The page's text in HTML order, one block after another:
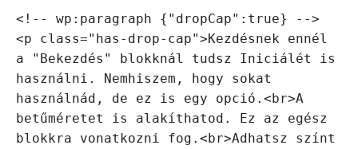
<!-- wp:paragraph {"dropCap":true} -->
<p class="has-drop-cap">Kezdésnek ennél
a "Bekezdés" blokknál tudsz Iniciálét is
használni. Nemhiszem, hogy sokat
használnád, de ez is egy opció.<br>A
betűméretet is alakíthatod. Ez az egész
blokkra vonatkozni fog.<br>Adhatsz színt